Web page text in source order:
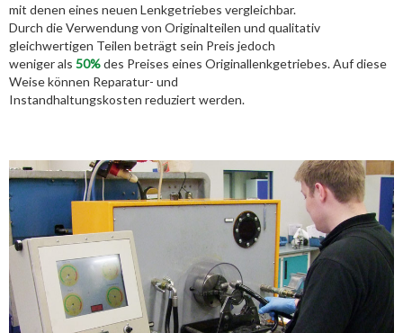
mit denen eines neuen Lenkgetriebes vergleichbar.
Durch die Verwendung von Originalteilen und qualitativ
gleichwertigen Teilen beträgt sein Preis jedoch
weniger als 50%des Preises eines Originallenkgetriebes. Auf diese
Weise können Reparatur- und
Instandhaltungskosten reduziert werden.